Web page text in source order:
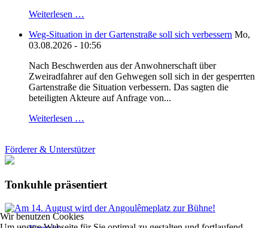
Weiterlesen …
Weg-Situation in der Gartenstraße soll sich verbessern Mo,
03.08.2026 - 10:56
Nach Beschwerden aus der Anwohnerschaft über
Zweiradfahrer auf den Gehwegen soll sich in der gesperrten
Gartenstraße die Situation verbessern. Das sagten die
beteiligten Akteure auf Anfrage von...
Weiterlesen …
Förderer & Unterstützer
Tonkuhle präsentiert
Wir benutzen Cookies